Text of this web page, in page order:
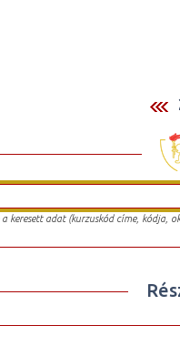
keresett adat (kurzuskód címe, kódja,